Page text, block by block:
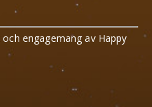
engagemang av Happy